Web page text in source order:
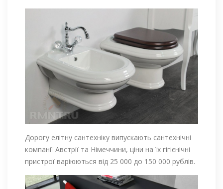
Дорогу елітну сантехніку випускають сантехнічні
компанії Австрії та Німеччини, ціни на їх гігієнічні
пристрої варіюються від 25 000 до 150 000 рублів.